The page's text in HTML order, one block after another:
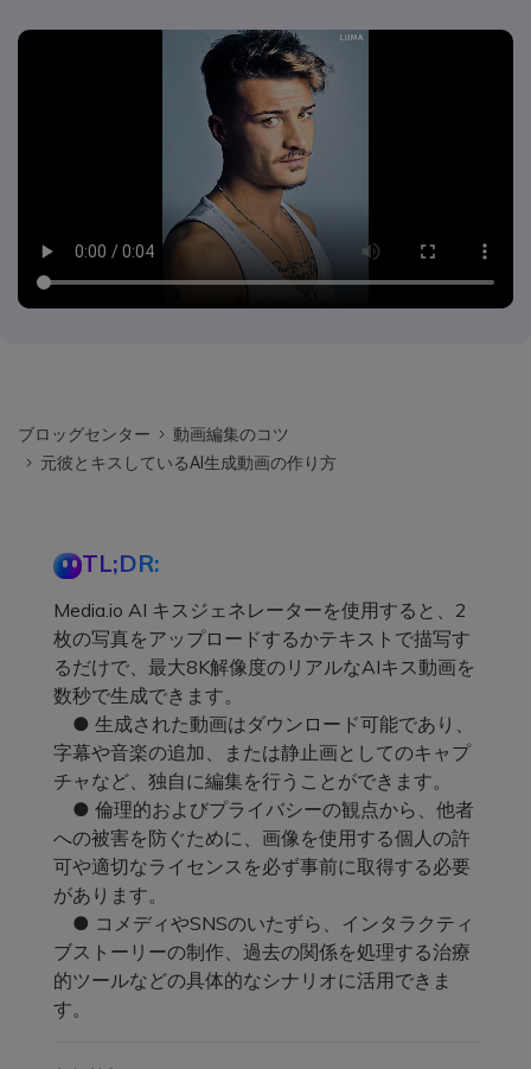
ブロッグセンター
動画編集のコツ
元彼とキスしているAI生成動画の作り方
TL;DR:
Media.io AI キスジェネレーターを使用すると、2
枚の写真をアップロードするかテキストで描写す
るだけで、最大8K解像度のリアルなAIキス動画を
数秒で生成できます。
● 生成された動画はダウンロード可能であり、
字幕や音楽の追加、または静止画としてのキャプ
チャなど、独自に編集を行うことができます。
● 倫理的およびプライバシーの観点から、他者
への被害を防ぐために、画像を使用する個人の許
可や適切なライセンスを必ず事前に取得する必要
があります。
● コメディやSNSのいたずら、インタラクティ
ブストーリーの制作、過去の関係を処理する治療
的ツールなどの具体的なシナリオに活用できま
す。